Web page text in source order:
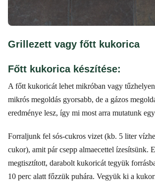
Grillezett vagy főtt kukorica
Főtt kukorica készítése:
A főtt kukoricát lehet mikróban vagy
mikrós megoldás gyorsabb, de a gázos
eredménye lesz, így mi most arra mutatunk
Forraljunk fel sós-cukros vizet (kb. 5 liter
cukor), amit pár csepp almaecettel ízesítsünk.
megtisztított, darabolt kukoricát tegyük
10 perc alatt főzzük puhára. Vegyük ki a